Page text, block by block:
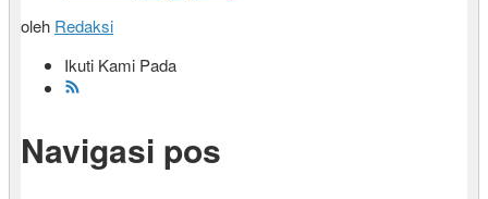
oleh Redaksi
Ikuti Kami Pada
Navigasi pos